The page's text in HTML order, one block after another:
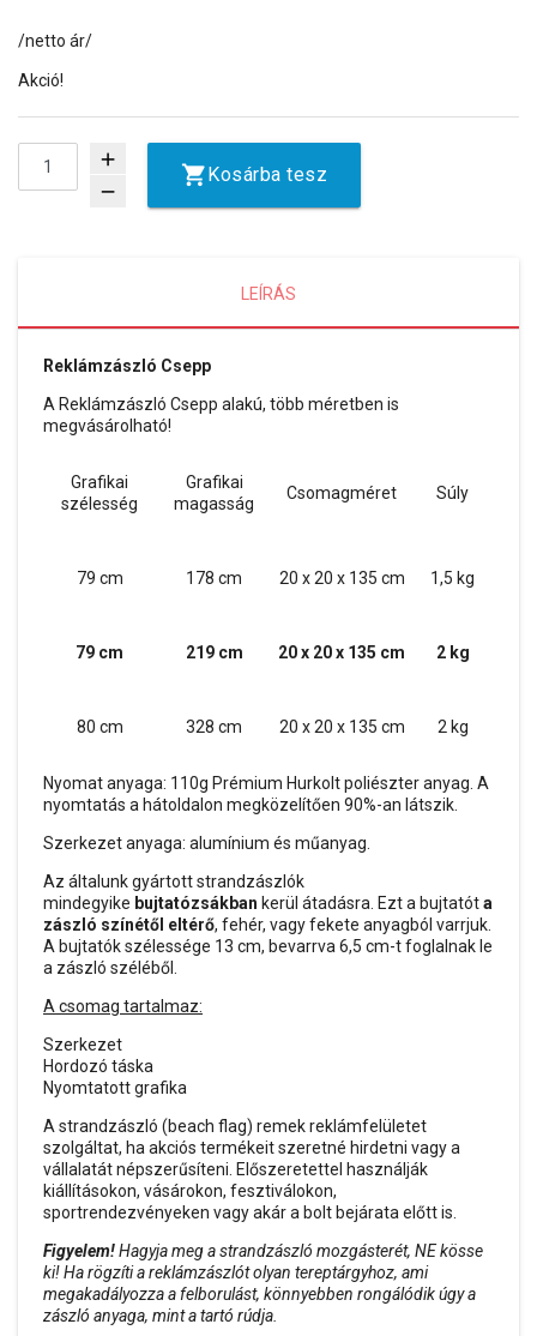
/netto ár/
Akció!
add
remove
Kosárba tesz
LEÍRÁS
Reklámzászló Csepp
A Reklámzászló Csepp alakú, több méretben is
megvásárolható!
Grafikai
szélesség
Grafikai
magasság
Csomagméret Súly
79 cm 178 cm 20 x 20 x 135 cm 1,5 kg
79 cm 219 cm 20 x 20 x 135 cm 2 kg
80 cm 328 cm 20 x 20 x 135 cm 2 kg
Nyomat anyaga: 110g Prémium Hurkolt poliészter anyag. A
nyomtatás a hátoldalon megközelítően 90%-an látszik.
Szerkezet anyaga: alumínium és műanyag.
Az általunk gyártott strandzászlók
mindegyike bujtatózsákban kerül átadásra. Ezt a bujtatóta
zászló színétől eltérő, fehér, vagy fekete anyagból varrjuk.
A bujtatók szélessége 13 cm, bevarrva 6,5 cm-t foglalnak le
a zászló széléből.
A csomag tartalmaz:
Szerkezet
Hordozó táska
Nyomtatott grafika
A strandzászló (beach flag) remek reklámfelületet
szolgáltat, ha akciós termékeit szeretné hirdetni vagy a
vállalatát népszerűsíteni. Előszeretettel használják
kiállításokon, vásárokon, fesztiválokon,
sportrendezvényeken vagy akár a bolt bejárata előtt is.
Figyelem!Hagyja meg a strandzászló mozgásterét, NE kösse
ki! Ha rögzíti a reklámzászlót olyan tereptárgyhoz, ami
megakadályozza a felborulást, könnyebben rongálódik úgy a
zászló anyaga, mint a tartó rúdja.